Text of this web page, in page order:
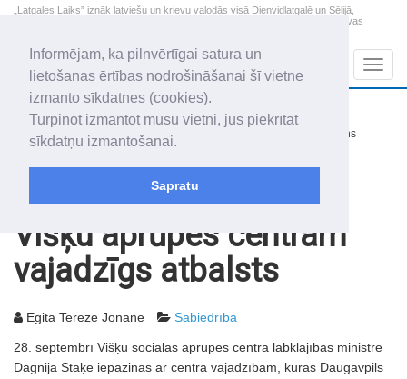
Informējam, ka pilnvērtīgai satura un
lietošanas ērtības nodrošināšanai šī vietne
izmanto sīkdatnes (cookies).
Turpinot izmantot mūsu vietni, jūs piekrītat
sīkdatņu izmantošanai.
Sapratu
„Latgales Laiks” iznāk latviešu un krievu valodās visā Dienvidlatgalē un Sēlijā,
„Latgales Laiks” latviešu valodā aptver Daugavpils valstspilsētu, Augšdaugavas
2026. gada 9. augusts
Svētdiena
Genovefa, Genoveva, Madara
+18.8
nedaudz mākoņains
Višķu aprūpes centram
vajadzīgs atbalsts
Egita Terēze Jonāne Sabiedrība
28. septembrī Višķu sociālās aprūpes centrā labklājības ministre
Dagnija Staķe iepazinās ar centra vajadzībām, kuras Daugavpils